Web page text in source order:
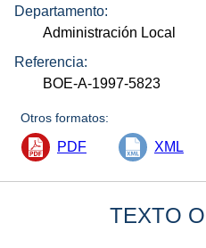
Departamento:
Administración Local
Referencia:
BOE-A-1997-5823
Otros formatos:
PDF XML
TEXTO